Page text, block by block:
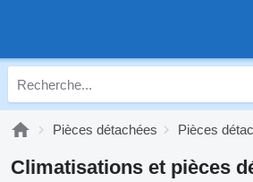
Pièces détachées Pièces
Climatisations et pièces